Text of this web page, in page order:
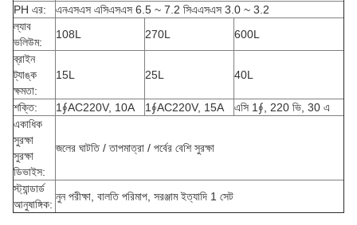
PH এর:
এনএসএস এসিএসএস 6.5 ~ 7.2 সিএএসএস 3.0 ~ 3.2
ল্যাব
ভলিউম:
108L 270L
600L
ব্রাইন
ট্যাঙ্ক
ক্ষমতা:
15L 25L 40L
শক্তি: 1∮AC220V, 10A 1∮AC220V, 15A
এসি 1∮, 220 ভি, 30 এ
একাধিক
সুরক্ষা
সুরক্ষা
ডিভাইস:
জলের ঘাটতি / তাপমাত্রা / পর্বের বেশি সুরক্ষা
স্ট্যান্ডার্ড
আনুষাঙ্গিক:
নুন পরীক্ষা, বালতি পরিমাপ, সরঞ্জাম ইত্যাদি 1 সেট